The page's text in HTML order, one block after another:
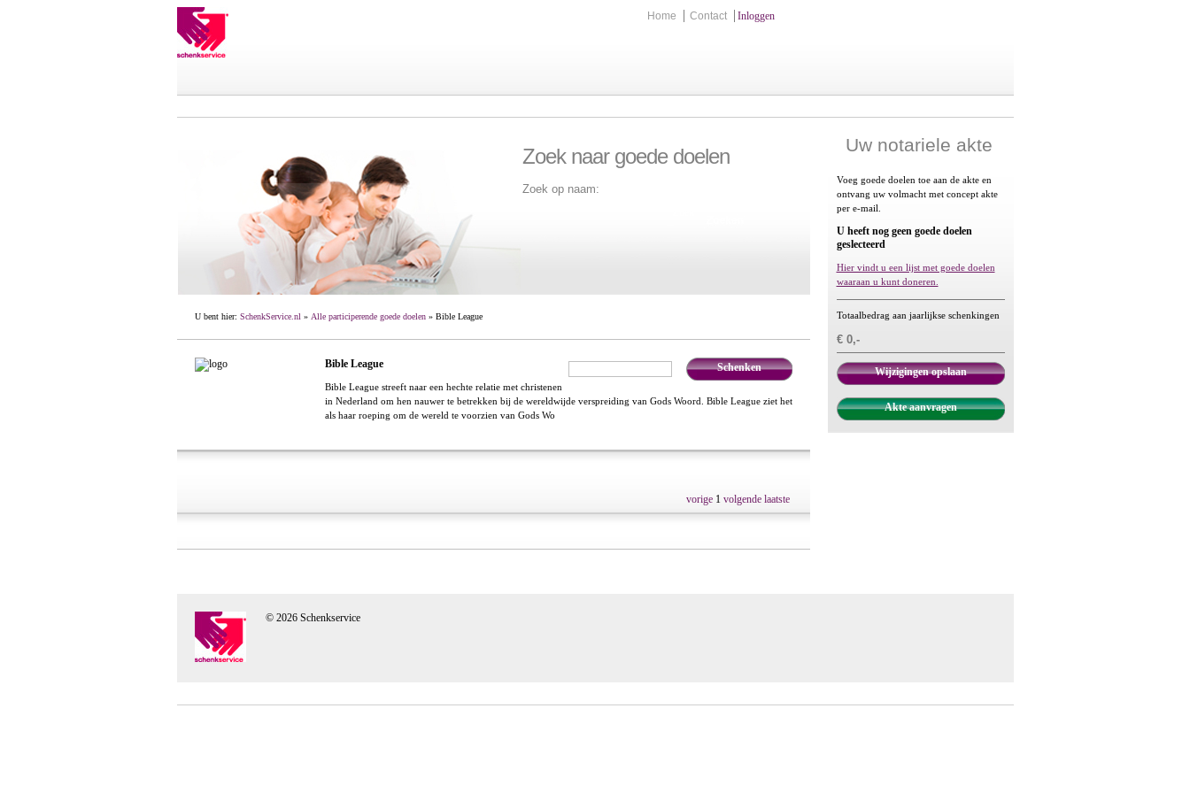
Home Contact Inloggen
Zoek naar goede doelen
Zoek op naam:
U bent hier: SchenkService.nl » Alle participerende goede doelen» Bible League
Schenken
Bible League
Bible League streeft naar een hechte relatie met christenen
in Nederland om hen nauwer te betrekken bij de wereldwijde verspreiding van Gods Woord. Bible League ziet het
als haar roeping om de wereld te voorzien van Gods Wo
vorige 1 volgende laatste
Uw notariele akte
Voeg goede doelen toe aan de akte en
ontvang uw volmacht met concept akte
per e-mail.
U heeft nog geen goede doelen
geslecteerd
Hier vindt u een lijst met goede doelen
waaraan u kunt doneren.
Totaalbedrag aan jaarlijkse schenkingen
€ 0,-
Wijzigingen opslaan
Akte aanvragen
© 2026 Schenkservice